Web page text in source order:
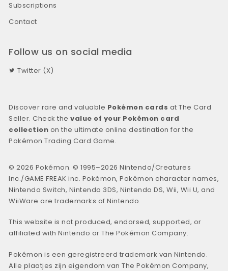
Subscriptions
Contact
Follow us on social media
Twitter (X)
Discover rare and valuable Pokémon cards at The Card
Seller. Check thevalue of your Pokémon card
collection on the ultimate online destination for the
Pokémon Trading Card Game.
© 2026 Pokémon. © 1995–2026 Nintendo/Creatures
Inc./GAME FREAK inc. Pokémon, Pokémon character names,
Nintendo Switch, Nintendo 3DS, Nintendo DS, Wii, Wii U, and
WiiWare are trademarks of Nintendo.
This website is not produced, endorsed, supported, or
affiliated with Nintendo or The Pokémon Company.
Pokémon is een geregistreerd trademark van Nintendo.
Alle plaatjes zijn eigendom van The Pokémon Company,